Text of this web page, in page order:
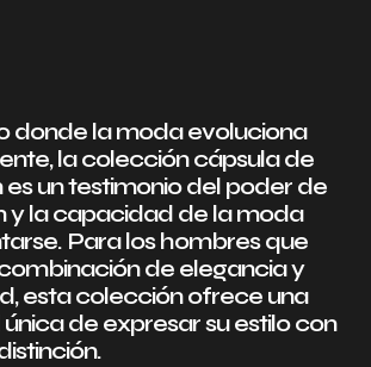
donde la moda evoluciona
la colección cápsula de
es un testimonio del poder de
y la capacidad de la moda
Para los hombres que
de elegancia y
esta colección ofrece una
de expresar su estilo con